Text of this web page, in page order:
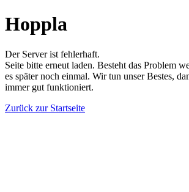
Hoppla
Der Server ist fehlerhaft.
Seite bitte erneut laden. Besteht das Problem
es später noch einmal. Wir tun unser Bestes,
immer gut funktioniert.
Zurück zur Startseite